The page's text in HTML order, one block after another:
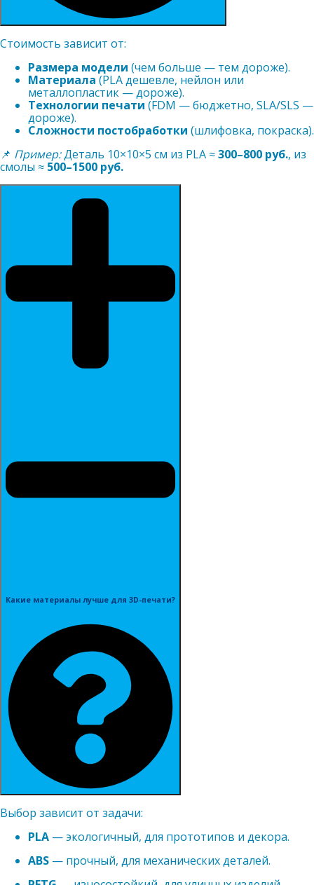
Стоимость зависит от:
Размера модели (чем больше — тем дороже).
Материала (PLA дешевле, нейлон или
металлопластик — дороже).
Технологии печати (FDM — бюджетно, SLA/SLS —
дороже).
Сложности постобработки (шлифовка, покраска).
📌 Пример:Деталь 10×10×5 см из PLA ≈300–800 руб., из
смолы ≈ 500–1500 руб.
Какие материалы лучше для 3D-печати?
Выбор зависит от задачи:
PLA — экологичный, для прототипов и декора.
ABS — прочный, для механических деталей.